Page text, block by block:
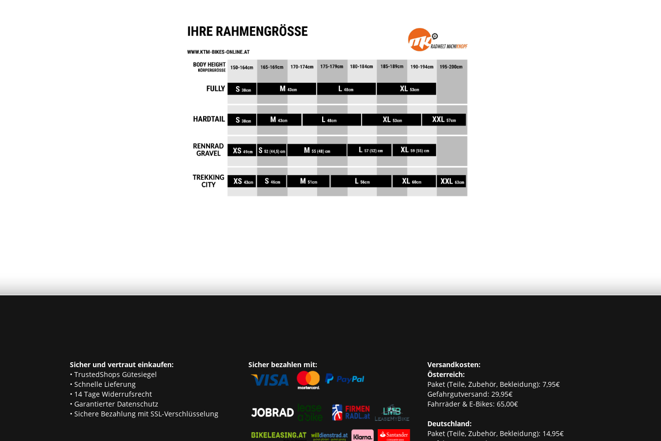
Sicher und vertraut einkaufen:
• TrustedShops Gütesiegel
• Schnelle Lieferung
• 14 Tage Widerrufsrecht
• Garantierter Datenschutz
• Sichere Bezahlung mit SSL-Verschlüsselung
Sicher bezahlen mit:
Versandkosten:
Österreich:
Paket (Teile, Zubehör, Bekleidung): 7,95€
Gefahrgutversand: 29,95€
Fahrräder & E-Bikes: 65,00€
Deutschland:
Paket (Teile, Zubehör, Bekleidung): 14,95€